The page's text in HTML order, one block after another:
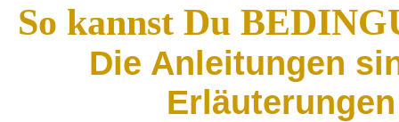
So kannst Du
Die Anleitungen